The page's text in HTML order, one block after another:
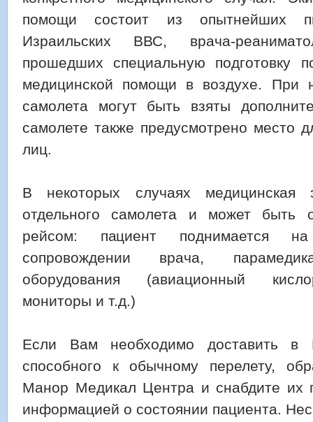
помощи состоит из опытнейших
Израильских ВВС, врача-
прошедших специальную подготовку
медицинской помощи в воздухе. При
самолета могут быть взяты
самолете также предусмотрено место
лиц.
В некоторых случаях медицинская
отдельного самолета и может быть
рейсом: пациент поднимается
сопровождении врача,
оборудования (авиационный
мониторы и т.д.)
Если Вам необходимо доставить в
способного к обычному перелету,
Манор Медикал Центра и снабдите их
информацией о состоянии пациента.